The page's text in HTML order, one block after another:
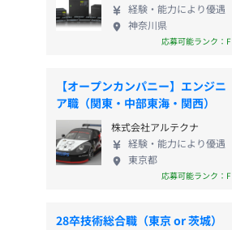
経験・能力により優遇
神奈川県
応募可能ランク：F
【オープンカンパニー】エンジニ
ア職（関東・中部東海・関西）
株式会社アルテクナ
経験・能力により優遇
東京都
応募可能ランク：F
28卒技術総合職（東京 or 茨城）